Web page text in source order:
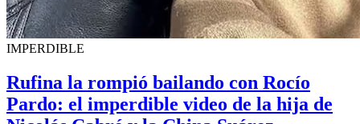
IMPERDIBLE
Rufina la rompió bailando con Rocío
Pardo: el imperdible video de la hija de